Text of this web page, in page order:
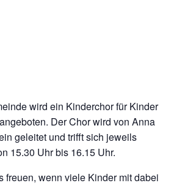
wird ein Kinderchor für Kinder
Der Chor wird von Anna
geleitet und trifft sich jeweils
15.30 Uhr bis 16.15 Uhr.
freuen, wenn viele Kinder mit dabei